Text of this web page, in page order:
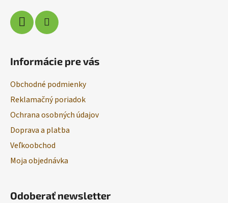
Informácie pre vás
Obchodné podmienky
Reklamačný poriadok
Ochrana osobných údajov
Doprava a platba
Veľkoobchod
Moja objednávka
Odoberať newsletter